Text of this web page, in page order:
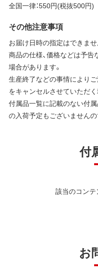
全国一律：550円(税抜500円)
その他注意事項
お届け日時の指定はできませ
商品の仕様、価格などは予
場合があります。
生産終了などの事情により
をキャンセルさせていただく
付属品一覧に記載のない付
の入荷予定もございませんの
付
該当のコンテ
お